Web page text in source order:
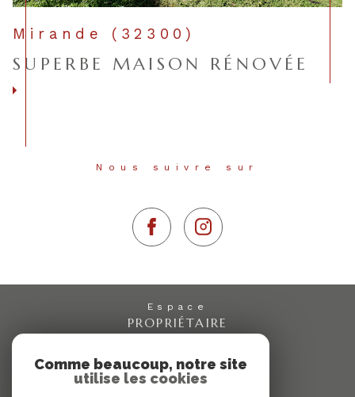
Mirande (32300)
SUPERBE MAISON RÉNOVÉE
Nous suivre sur
Espace
PROPRIÉTAIRE
Comme beaucoup, notre site
utilise les cookies